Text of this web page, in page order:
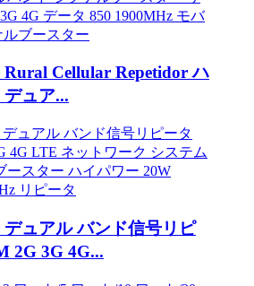
Cellular Repetidor ハ
ュア...
ュアル バンド信号リピ
2G 3G 4G...